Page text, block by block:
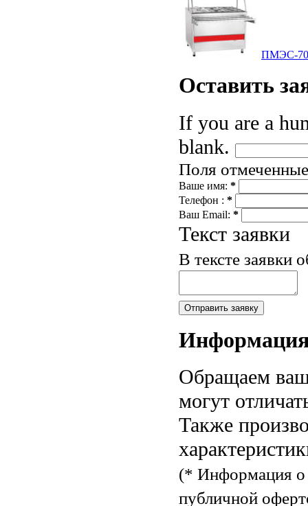
ПМЭС-
Оставить
If you are a
blank.
Поля
Ваше имя: *
Телефон : *
Ваш Email: *
Текст заявки
В тексте заявки
Обращаем
могут
Также
(* Информация о
публичной